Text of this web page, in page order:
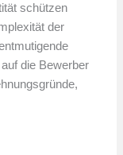
schützen
der
die Bewerber